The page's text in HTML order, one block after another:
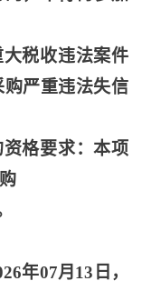
税收违法案件
严重违法失信
格要求：本项
年07月13日，